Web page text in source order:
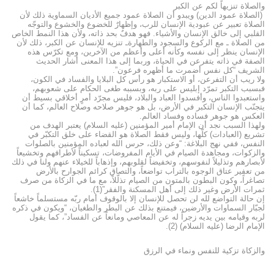
والصلاة تنزيهاً لكم عن الكبر
(الصلاة عمود الدين) ويبدو أن الصلاة عمود جميع الأديان السماوية ذلك لأن
الصلاة تعبير عن عبودية الإنسان للرب، وإظهارٌ للخضوع والخشوع والتوجّه
القلبي إلى خالق الإنسان والأشياء. فهو هدفٌ بحد ذاته، ولأن هذا النمط الخاص
من الصلاة ـ مع الركوع والسجود والطهارةـ تنزيه للإنسان عن الكبر، ذلك لأن
الإنسان ينظر إلى نفسه وكأنه أعلى وأعظم من الآخرين، ومع تكرّس هذه
الصفة في ذاته يتفرعن في الحياة، وربما إلى هذا المعنى أشار الحديث
الشريف “كل نفس أضمرت ما أظهره فرعون”.
ولا ريب أن التفرعن، أو الاستكبار هو رأس كل البلايا والفساد في الكون،
فبسبب التكبر تمرّد إبليس على ربه، وبسببه طغى الحكام على شعوبهم،
واستعبدوا الناس، وأفسدوا العباد والبلاد، فليس مجرّد أمرٍ أخلاقي بسيط أن
يتجنّب الإنسان التكبر في الأرض، بل هو جوهر صلاحه وصلاح العالم، كما أن
العكس هو جوهر فساده وفساد العالم.
ولهذا السبب نجد أن الإمام أمير المؤمنين (عليه السلام) يعتبر الهدف من
تشريع (العبادات) كلّها، وليس فقط الصلاة هو القضاء على خلق التكبّر في
النفس، ففي نهج البلاغة: “وعن ذلك، حرس الله لعباده المؤمنين بالصلوات
والزكوات، ومجاهدة الصيام في الأيام المفروضات، تسكيناً لأطرافهم وتخشيعاً
لأبصارهم وتذليلاً لنفوسهم، وتخفيضاً لقلوبهم، وإذهاباً للخيلاء عنهم ولنا في ذلك
من تعفير عتاق الوجوه بالتراب تواضعاً، والتصاق كرائم الجوارح بالأرض
تصاغراً، وكون البطون بالمتون من الصيام تذلّلاً، مع ما في الزكاة من صرف
ثمرات الأرض وغير ذلك إلى أهل المسكنة والفقر”(1).
إن حالة التواضع لله لن تحصل للإنسان إلا بالوقوف أمام ربّه مستسلماً خاشعاً
لجبّار السماوات والأرضين، فيمتنع بذلك عن البطر والطغيان، “ويكون في ذكره
لربه وقيامه بين يديه زجراً له عن المعاصي ومانعاً عن الفساد”، كما يقول
الإمام الرضا (عليه السلام) (2).
والزكاة تزكية للنفس ونماء في الرزق